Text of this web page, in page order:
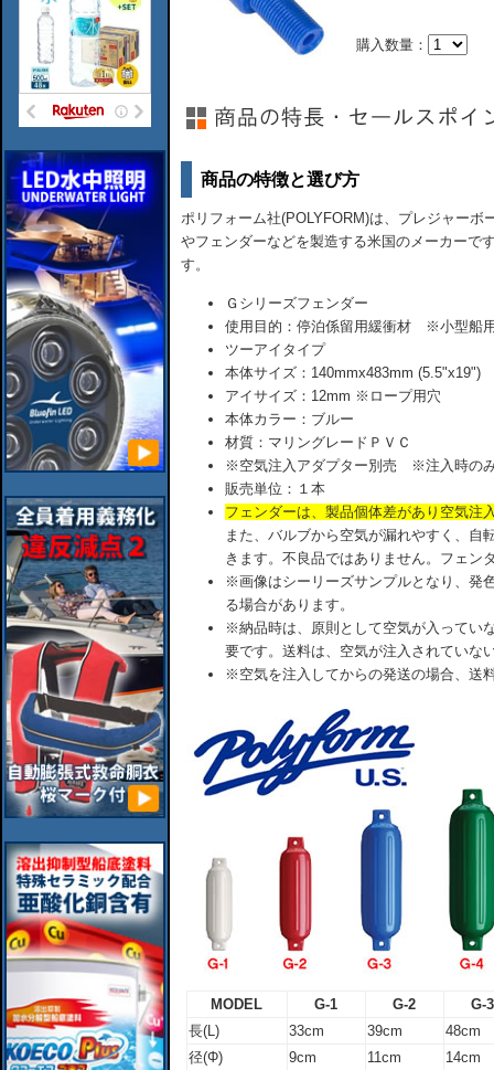
購入数量：
商品の特徴と選び方
ポリフォーム社(POLYFORM)は、プレジャーボ
やフェンダーなどを製造する米国のメーカーで
す。
Ｇシリーズフェンダー
使用目的：停泊係留用緩衝材 ※小型船
ツーアイタイプ
本体サイズ：140mmx483mm (5.5"x19")
アイサイズ：12mm ※ロープ用穴
本体カラー：ブルー
材質：マリングレードＰＶＣ
※空気注入アダプター別売 ※注入時の
販売単位：１本
フェンダーは、製品個体差があり空気注
また、バルブから空気が漏れやすく、自
きます。不良品ではありません。フェン
※画像はシーリーズサンプルとなり、発
る場合があります。
※納品時は、原則として空気が入ってい
要です。送料は、空気が注入されていな
※空気を注入してからの発送の場合、送
MODEL G-1 G-2
G-3
長(L)
33cm 39cm
48cm
径(Φ)
9cm 11cm 14cm